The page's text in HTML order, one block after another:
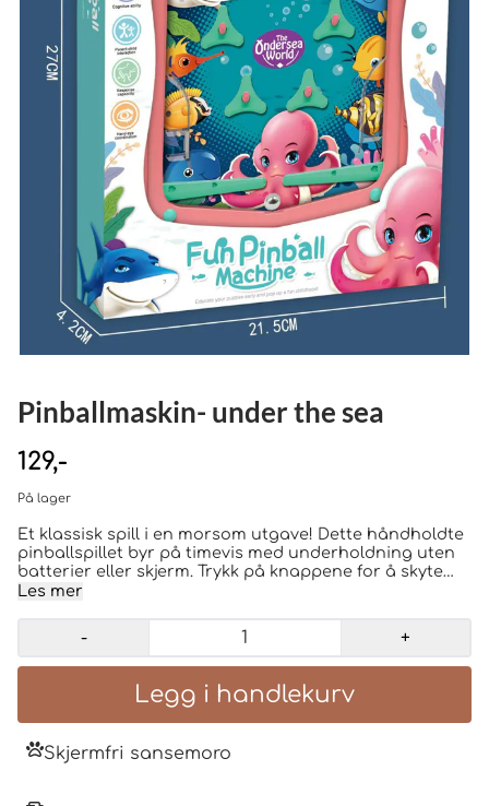
Pinballmaskin- under the sea
129,-
På lager
Et klassisk spill i en morsom utgave! Dette håndholdte
pinballspillet byr på timevis med underholdning uten
batterier eller skjerm. Trykk på knappene for å skyte
kulene opp og prøv å treffe alle målene på brettet. Det
blekksprut gjør spillet ekstra spennende, samtidig som
det trener koordinasjon, konsentrasjon og finmotorikk
gjennom lek. Perfekt å ta med på biltur, ferie,
restaurantbesøk eller som en morsom aktivitet
hjemme Alder: 3+ mål: 27*22 com
Les mer
- +
Skjermfri sansemoro